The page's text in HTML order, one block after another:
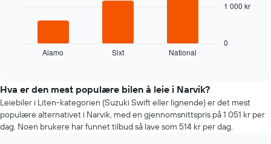
bestillingen
Y-
akse
viser
gjennomsnittsprisen
diagramm
de
siste
72
timene
Alamo Sixt National
0
1 000 kr
Hva er den mest populære bilen å leie i Narvik?
Leiebiler i Liten-kategorien (Suzuki Swift eller lignende) er det mest
populære alternativet i Narvik, med en gjennomsnittspris på 1 051 kr per
dag. Noen brukere har funnet tilbud så lave som 514 kr per dag.